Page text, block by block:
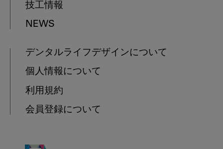
技工情報
NEWS
デンタルライフデザインについて
個人情報について
利用規約
会員登録について